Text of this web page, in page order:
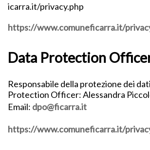
icarra.it/privacy.php
https://www.comuneficarra.it/
Data Protection
Responsabile della protezione dei
Protection Officer: Alessandra
Email: dpo@ficarra.it
https://www.comuneficarra.it/